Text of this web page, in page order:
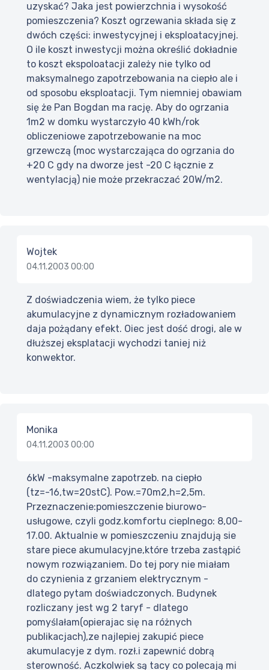
uzyskać? Jaka jest powierzchnia i wysokość
pomieszczenia? Koszt ogrzewania składa się z
dwóch części: inwestycyjnej i eksploatacyjnej.
O ile koszt inwestycji można określić dokładnie
to koszt ekspoloatacji zależy nie tylko od
maksymalnego zapotrzebowania na ciepło ale i
od sposobu eksploatacji. Tym niemniej obawiam
się że Pan Bogdan ma rację. Aby do ogrzania
1m2 w domku wystarczyło 40 kWh/rok
obliczeniowe zapotrzebowanie na moc
grzewczą (moc wystarczająca do ogrzania do
+20 C gdy na dworze jest -20 C łącznie z
wentylacją) nie może przekraczać 20W/m2.
Wojtek
04.11.2003 00:00
Z doświadczenia wiem, że tylko piece
akumulacyjne z dynamicznym rozładowaniem
daja pożądany efekt. Oiec jest dość drogi, ale w
dłuższej eksplatacji wychodzi taniej niż
konwektor.
Monika
04.11.2003 00:00
6kW -maksymalne zapotrzeb. na ciepło
(tz=-16,tw=20stC). Pow.=70m2,h=2,5m.
Przeznaczenie:pomieszczenie biurowo-
usługowe, czyli godz.komfortu cieplnego: 8,00-
17.00. Aktualnie w pomieszczeniu znajdują sie
stare piece akumulacyjne,które trzeba zastąpić
nowym rozwiązaniem. Do tej pory nie miałam
do czynienia z grzaniem elektrycznym -
dlatego pytam doświadczonych. Budynek
rozliczany jest wg 2 taryf - dlatego
pomyślałam(opierajac się na różnych
publikacjach),ze najlepiej zakupić piece
akumulacyje z dym. rozł.i zapewnić dobrą
sterowność. Aczkolwiek są tacy co polecają mi